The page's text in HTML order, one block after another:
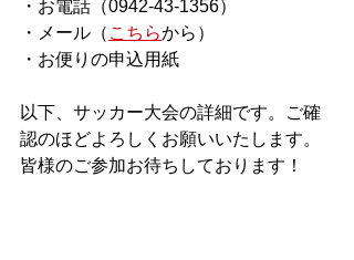
・お電話（0942-43-1356）
・メール（ こちらから）
・お便りの申込用紙
以下、サッカー大会の詳細です。ご確
認のほどよろしくお願いいたします。
皆様のご参加お待ちしております！